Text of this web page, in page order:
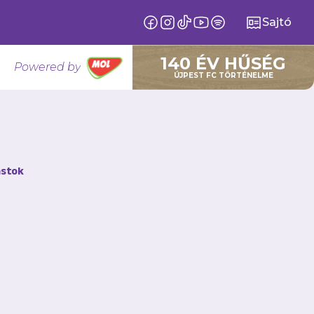
Sajtó
Powered by 140 ÉV HŰSÉG
ÚJPEST FC TÖRTÉNELME
ki